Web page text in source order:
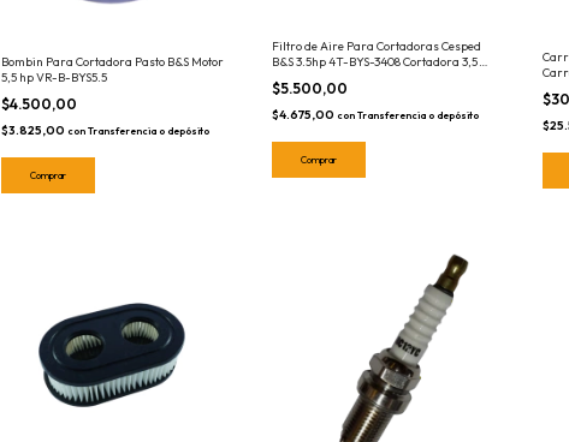
Bombin Para Cortadora Pasto B&S Motor
5,5 hp VR-B-BYS5.5
$4.500,00
$3.825,00 con Transferencia o depósito
Filtro de Aire Para Cortadoras Cesped
B&S 3.5hp 4T-BYS-3408 Cortadora 3,5
Tipo Goma Espuma
$5.500,00
$4.675,00 con Transferencia o depósito